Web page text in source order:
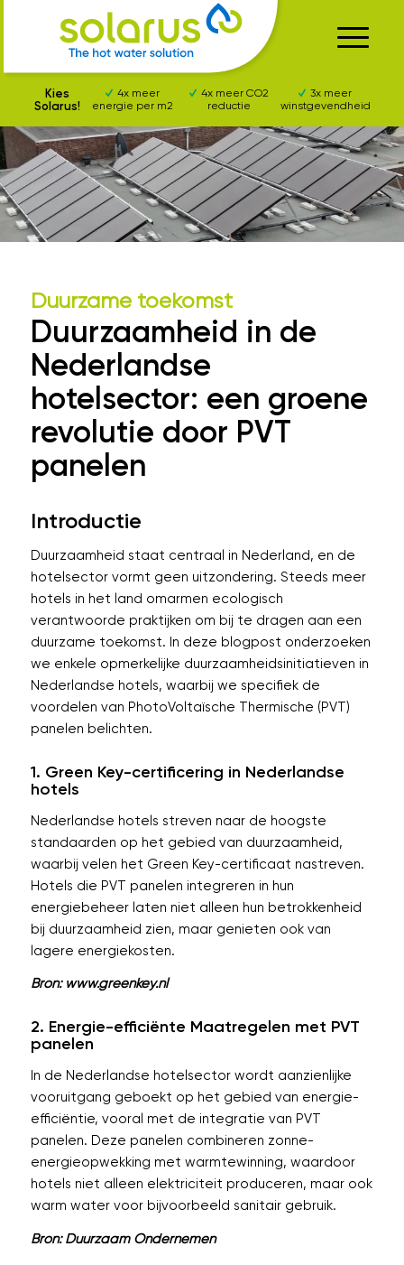
Kies
Solarus!
4x meer
energie per m2
4x meer CO2
reductie
3x meer
winstgevendheid
Duurzame toekomst
Duurzaamheid in de
Nederlandse
hotelsector: een groene
revolutie door PVT
panelen
Introductie
Duurzaamheid staat centraal in Nederland, en de
hotelsector vormt geen uitzondering. Steeds meer
hotels in het land omarmen ecologisch
verantwoorde praktijken om bij te dragen aan een
duurzame toekomst. In deze blogpost onderzoeken
we enkele opmerkelijke duurzaamheidsinitiatieven in
Nederlandse hotels, waarbij we specifiek de
voordelen van PhotoVoltaïsche Thermische (PVT)
panelen belichten.
1. Green Key-certificering in Nederlandse
hotels
Nederlandse hotels streven naar de hoogste
standaarden op het gebied van duurzaamheid,
waarbij velen het Green Key-certificaat nastreven.
Hotels die PVT panelen integreren in hun
energiebeheer laten niet alleen hun betrokkenheid
bij duurzaamheid zien, maar genieten ook van
lagere energiekosten.
Bron: www.greenkey.nl
2. Energie-efficiënte Maatregelen met PVT
panelen
In de Nederlandse hotelsector wordt aanzienlijke
vooruitgang geboekt op het gebied van energie-
efficiëntie, vooral met de integratie van PVT
panelen. Deze panelen combineren zonne-
energieopwekking met warmtewinning, waardoor
hotels niet alleen elektriciteit produceren, maar ook
warm water voor bijvoorbeeld sanitair gebruik.
Bron: Duurzaam Ondernemen